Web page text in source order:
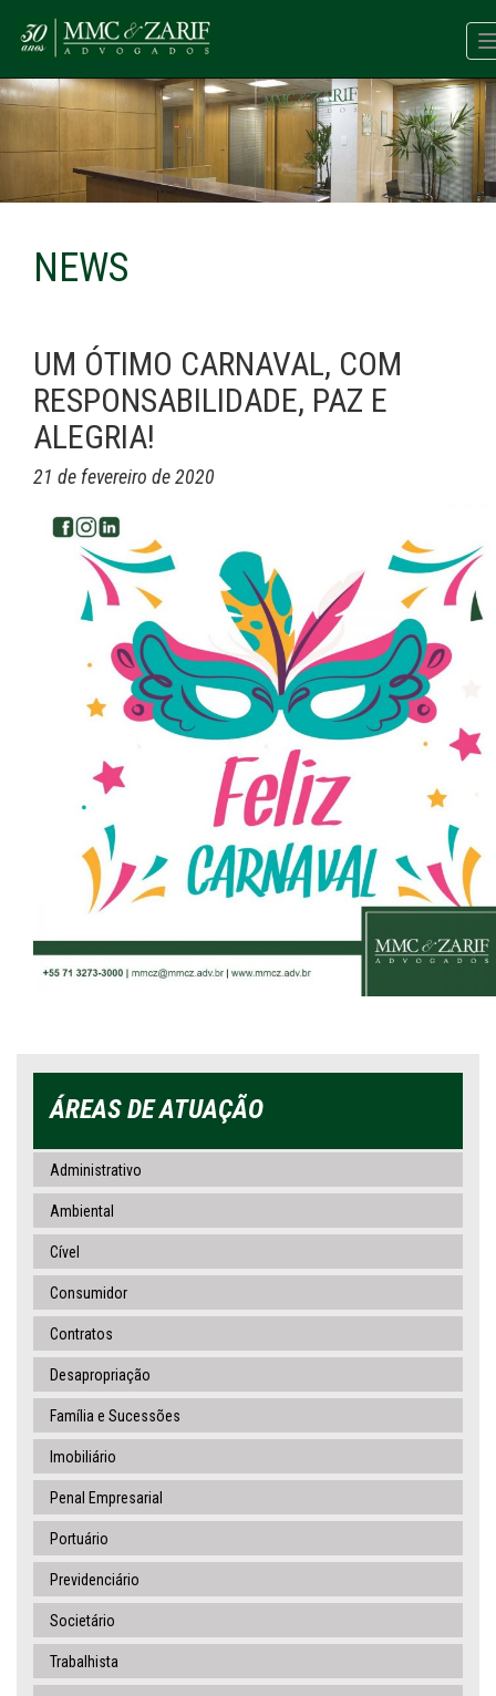
NEWS
UM ÓTIMO CARNAVAL, COM
RESPONSABILIDADE, PAZ E
ALEGRIA!
21 de fevereiro de 2020
ÁREAS DE ATUAÇÃO
Administrativo
Ambiental
Cível
Consumidor
Contratos
Desapropriação
Família e Sucessões
Imobiliário
Penal Empresarial
Portuário
Previdenciário
Societário
Trabalhista